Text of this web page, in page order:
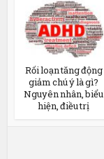
Rối loạn tăng động
giảm chú ý là gì?
Nguyên nhân, biểu
hiện, điều trị